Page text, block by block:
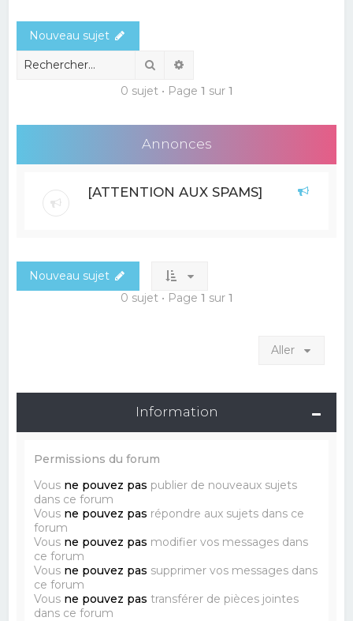
r
Nouveau sujet
Rechercher
0 sujet • Page 1 sur 1
Annonces
[ATTENTION AUX SPAMS]
Nouveau sujet
0 sujet • Page 1 sur 1
Aller
Information
Permissions du forum
Vous ne pouvez pas publier de nouveaux sujets
dans ce forum
Vous ne pouvez pas répondre aux sujets dans ce
forum
Vous ne pouvez pas modifier vos messages dans
ce forum
Vous ne pouvez pas supprimer vos messages dans
ce forum
Vous ne pouvez pas transférer de pièces jointes
dans ce forum